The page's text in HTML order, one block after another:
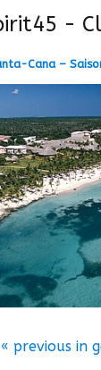
-
Cana –
« previous in